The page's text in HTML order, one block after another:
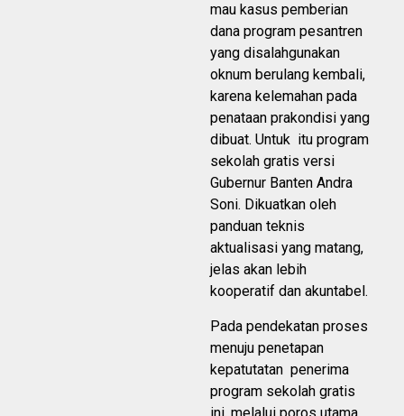
mau kasus pemberian
dana program pesantren
yang disalahgunakan
oknum berulang kembali,
karena kelemahan pada
penataan prakondisi yang
dibuat. Untuk itu program
sekolah gratis versi
Gubernur Banten Andra
Soni. Dikuatkan oleh
panduan teknis
aktualisasi yang matang,
jelas akan lebih
kooperatif dan akuntabel.
Pada pendekatan proses
menuju penetapan
kepatutatan penerima
program sekolah gratis
ini, melalui poros utama